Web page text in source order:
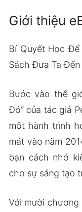
Giới thiệu
Bí Quyết Học Để
Sách Đưa Ta
Bước vào thế
Đó” của tác giả
một hành trình
mắt vào năm
bạn cách nhớ
cho sự sáng tạo
Với mười